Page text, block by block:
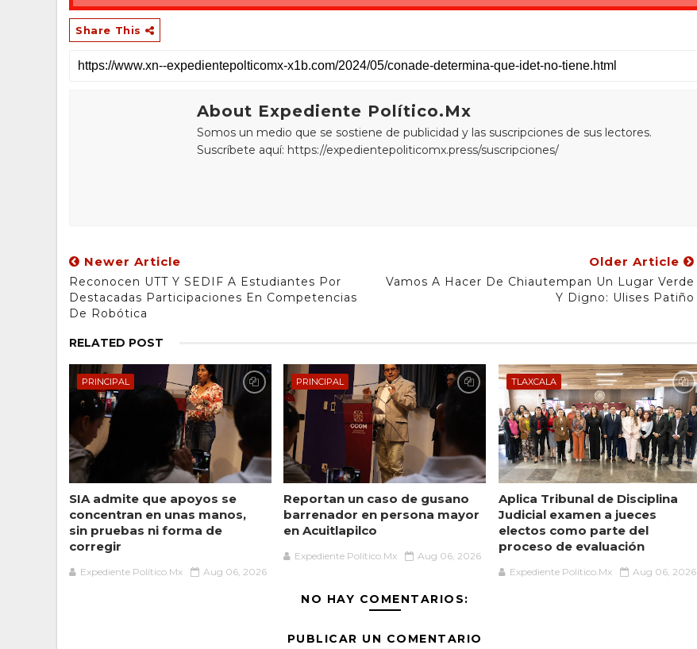
Share This
About Expediente Político.Mx
Somos un medio que se sostiene de publicidad y las suscripciones de sus lectores.
Suscríbete aquí: https://expedientepoliticomx.press/suscripciones/
Newer Article
Reconocen UTT Y SEDIF A Estudiantes Por
Destacadas Participaciones En Competencias
De Robótica
Older Article
Vamos A Hacer De Chiautempan Un Lugar Verde
Y Digno: Ulises Patiño
RELATED POST
PRINCIPAL
SIA admite que apoyos se
concentran en unas manos,
sin pruebas ni forma de
corregir
Expediente Político.Mx Aug 06, 2026
PRINCIPAL
Reportan un caso de gusano
barrenador en persona mayor
en Acuitlapilco
Expediente Político.Mx Aug 06, 2026
TLAXCALA
Aplica Tribunal de Disciplina
Judicial examen a jueces
electos como parte del
proceso de evaluación
Expediente Político.Mx Aug 06, 2026
NO HAY COMENTARIOS:
PUBLICAR UN COMENTARIO